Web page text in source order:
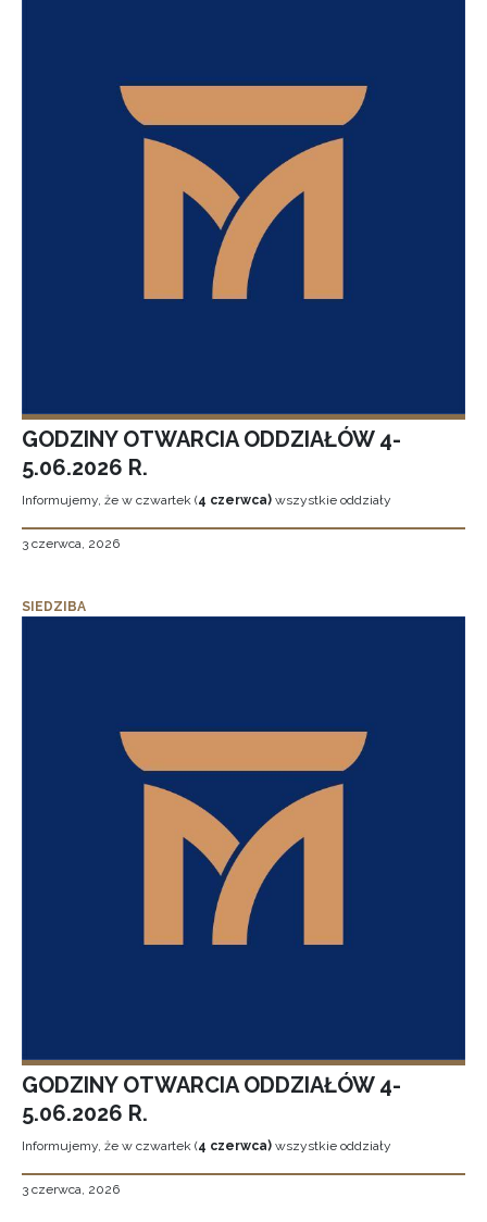
GODZINY OTWARCIA ODDZIAŁÓW 4-
5.06.2026 R.
Informujemy, że w czwartek (4 czerwca) wszystkie oddziały
3 czerwca, 2026
SIEDZIBA
GODZINY OTWARCIA ODDZIAŁÓW 4-
5.06.2026 R.
Informujemy, że w czwartek (4 czerwca) wszystkie oddziały
3 czerwca, 2026